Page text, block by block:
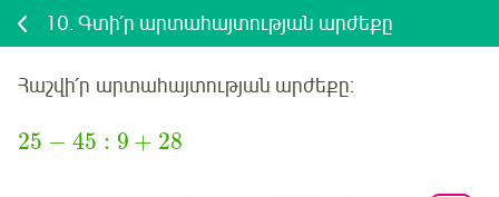
10. Գտի՛ր արտահայտության արժեքը
Հաշվի՛ր արտահայտության արժեքը:
25 − 45 : 9 + 28